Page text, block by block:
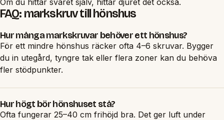
FAQ: markskruv till hönshus
Hur många markskruvar behöver ett hönshus?
För ett mindre hönshus räcker ofta 4–6 skruvar. Bygger
du in utegård, tyngre tak eller flera zoner kan du behöva
fler stödpunkter.
Hur högt bör hönshuset stå?
Ofta fungerar 25–40 cm frihöjd bra. Det ger luft under